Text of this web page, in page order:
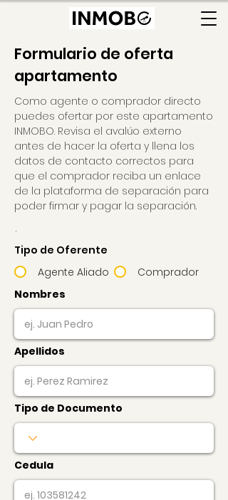
Formulario de oferta
apartamento
Como agente o comprador directo
puedes ofertar por este apartamento
INMOBO. Revisa el avalúo externo
antes de hacer la oferta y llena los
datos de contacto correctos para
que el comprador reciba un enlace
de la plataforma de separación para
poder firmar y pagar la separación.
.
Tipo de Oferente
Agente Aliado
Comprador
Nombres
Apellidos
Tipo de Documento
Cedula